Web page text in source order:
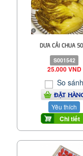
DƯA CẢI CHUA
S001542
25.000 VND
So sánh
ĐẶT
Yêu thích
Chi tiết